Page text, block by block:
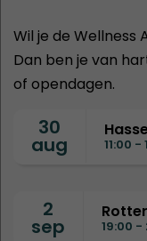
Wil je de
Dan ben je van
of opendagen.
30
aug 11:00 -
2
sep 19:00 -